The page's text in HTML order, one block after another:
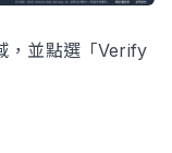
，並點選「Verify